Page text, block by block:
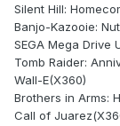
Silent Hill:
Banjo-Kazooie:
SEGA Mega Drive
Tomb Raider:
Wall-E(X360)
Brothers in Arms:
Call of